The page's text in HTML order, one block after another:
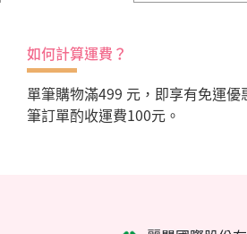
如何計算運費？
單筆購物滿499 元，即享有免運
筆訂單酌收運費100元。